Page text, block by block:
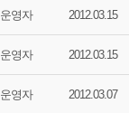
운영자 2012.03.15
운영자 2012.03.15
운영자 2012.03.07